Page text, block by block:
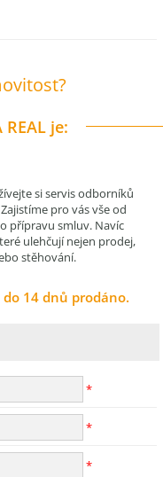
je:
si servis odborníků
pro vás vše od
přípravu smluv. Navíc
ulehčují nejen prodej,
stěhování.
14 dnů prodáno.
*
*
*